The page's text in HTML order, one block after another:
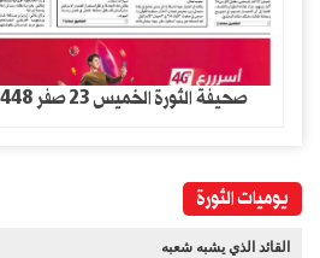
صحيفة الثورة الخميس 23 صفر 1448- 6 اغسطس 2026
يوميات الثورة
القائد الذي يشبه شعبه